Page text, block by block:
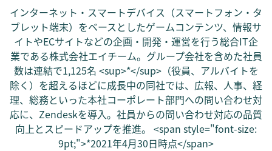
インターネット・スマートデバイス（スマートフォン・タ
ブレット端末）をベースとしたゲームコンテンツ、情報サ
イトやECサイトなどの企画・開発・運営を行う総合IT企
業である株式会社エイチーム。グループ会社を含めた社員
数は連結で1,125名 <sup>*</sup>（役員、アルバイトを
除く）を超えるほどに成長中の同社では、広報、人事、経
理、総務といった本社コーポレート部門への問い合わせ対
応に、Zendeskを導入。社員からの問い合わせ対応の品質
向上とスピードアップを推進。 <span style="font-size:
9pt;">*2021年4月30日時点</span>